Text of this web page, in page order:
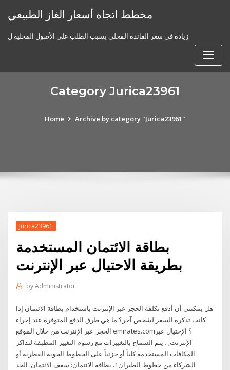
مخطط اتجاه أسعار الغاز الطبيعي
زيادة في سعر الفائدة المحلي يسبب الطلب على الأصول المحلية ل
Category Jurica23961
Home Archive by category "Jurica23961"
Jurica23961
بطاقة الائتمان المستخدمة
بطريقة الاحتيال عبر الإنترنت
byAdministrator
هل يمكنني أن أدفع تكلفة الحجز عبر الإنترنت باستخدام بطاقة الائتمان إذا
كانت تذكرة السفر لشخص آخر؟ ما هي طرق الدفع المتوفرة عند إجراء
الحجز عبر الإنترنت من خلال الموقع emirates.com؟ الإحتيال عبر
الإنترنت; ، يتم السماح بالتغييرات مع رسوم التغيير المطبقة لتذاكر
المكافآت المستخدمة كلياً أو جزئياً على الخطوط الجوية القطرية أو
الشركاء من خطوط الطيران1. بطاقة الائتمان: سقف الائتمان: الحد